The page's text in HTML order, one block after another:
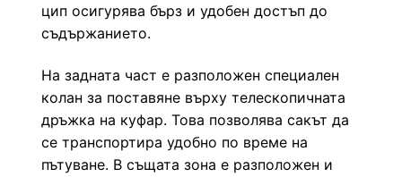
цип осигурява бърз и удобен достъп до
съдържанието.
На задната част е разположен специален
колан за поставяне върху телескопичната
дръжка на куфар. Това позволява сакът да
се транспортира удобно по време на
пътуване. В същата зона е разположен и